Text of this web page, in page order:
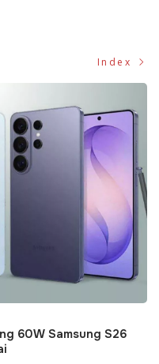
Index
60W Samsung S26